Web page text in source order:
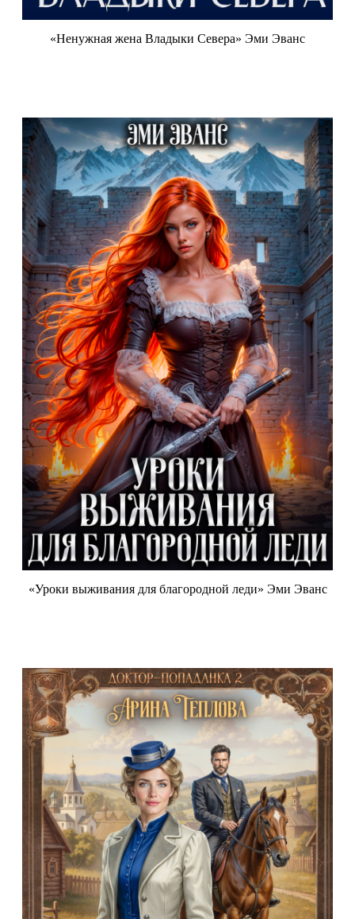
«Ненужная жена Владыки Севера» Эми Эванс
«Уроки выживания для благородной леди» Эми Эванс